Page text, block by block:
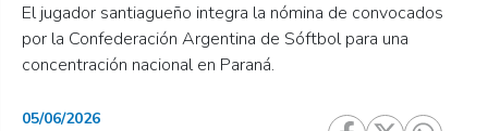
El jugador santiagueño integra la nómina de convocados
por la Confederación Argentina de Sóftbol para una
concentración nacional en Paraná.
05/06/2026